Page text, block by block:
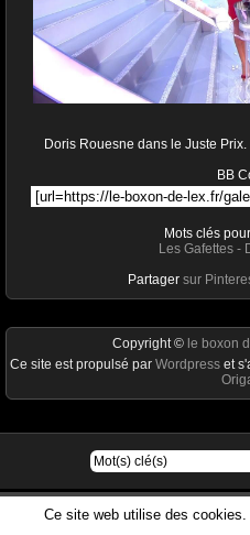
Doris Rouesne dans le Juste
BB
Mots clés
Les Gafettes -
Partager sur
Ce site web utilise des cookies.
Copyright © le boxon
Ce site est propulsé par Wordpress et